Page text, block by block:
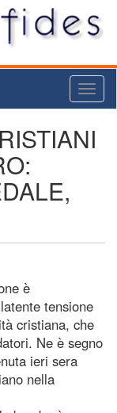
è
tensione
cristiana, che
Ne è segno
ieri sera
nella